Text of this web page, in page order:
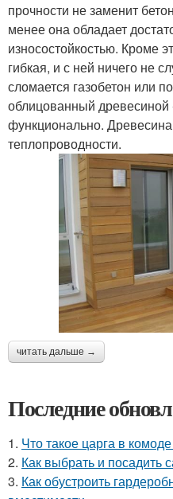
прочности не заменит
менее она обладает
износостойкостью. Кроме
гибкая, и с ней ничего не
сломается газобетон или
облицованный древесиной
функционально.
теплопроводности.
читать дальше →
Последние
1. Что такое царга в
2. Как выбрать и посадить
3. Как обустроить